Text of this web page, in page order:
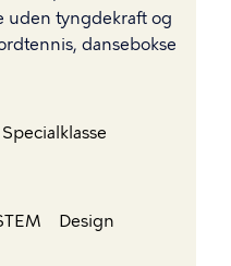
uden tyngdekraft og
dansebokse
Specialklasse
Design